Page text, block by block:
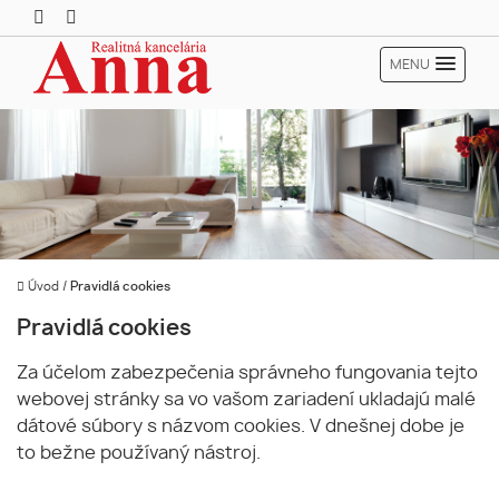
MENU
Úvod / Pravidlá cookies
Pravidlá cookies
Za účelom zabezpečenia správneho fungovania tejto
webovej stránky sa vo vašom zariadení ukladajú malé
dátové súbory s názvom cookies. V dnešnej dobe je
to bežne používaný nástroj.